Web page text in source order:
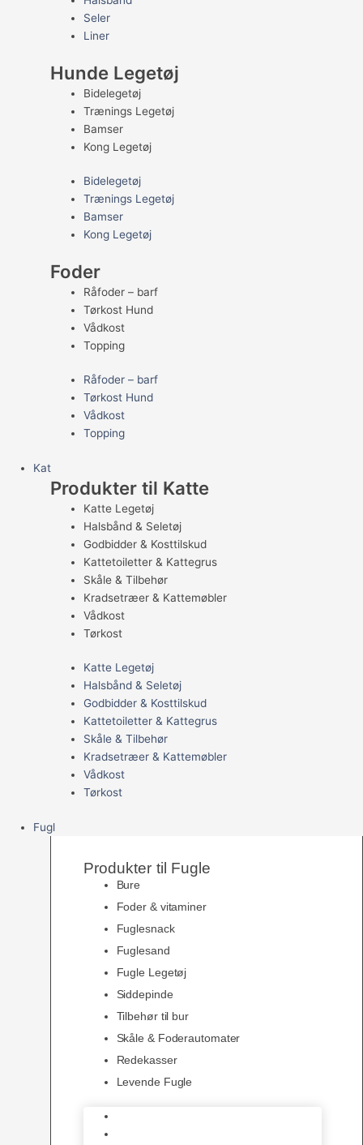
Seler
Liner
Hunde Legetøj
Bidelegetøj
Trænings Legetøj
Bamser
Kong Legetøj
Bidelegetøj
Trænings Legetøj
Bamser
Kong Legetøj
Foder
Råfoder – barf
Tørkost Hund
Vådkost
Topping
Råfoder – barf
Tørkost Hund
Vådkost
Topping
Kat
Produkter til Katte
Katte Legetøj
Halsbånd & Seletøj
Godbidder & Kosttilskud
Kattetoiletter & Kattegrus
Skåle & Tilbehør
Kradsetræer & Kattemøbler
Vådkost
Tørkost
Katte Legetøj
Halsbånd & Seletøj
Godbidder & Kosttilskud
Kattetoiletter & Kattegrus
Skåle & Tilbehør
Kradsetræer & Kattemøbler
Vådkost
Tørkost
Fugl
Produkter til Fugle
Bure
Foder & vitaminer
Fuglesnack
Fuglesand
Fugle Legetøj
Siddepinde
Tilbehør til bur
Skåle & Foderautomater
Redekasser
Levende Fugle